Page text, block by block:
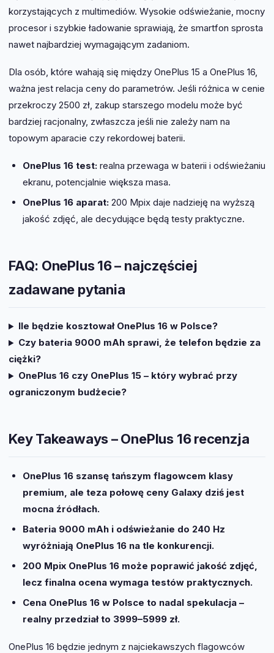
korzystających z multimediów. Wysokie odświeżanie, mocny
procesor i szybkie ładowanie sprawiają, że smartfon sprosta
nawet najbardziej wymagającym zadaniom.
Dla osób, które wahają się między OnePlus 15 a OnePlus 16,
ważna jest relacja ceny do parametrów. Jeśli różnica w cenie
przekroczy 2500 zł, zakup starszego modelu może być
bardziej racjonalny, zwłaszcza jeśli nie zależy nam na
topowym aparacie czy rekordowej baterii.
OnePlus 16 test:realna przewaga w baterii i odświeżaniu
ekranu, potencjalnie większa masa.
OnePlus 16 aparat:200 Mpix daje nadzieję na wyższą
jakość zdjęć, ale decydujące będą testy praktyczne.
FAQ: OnePlus 16 – najczęściej
zadawane pytania
Ile będzie kosztował OnePlus 16 w Polsce?
Czy bateria 9000 mAh sprawi, że telefon będzie za
ciężki?
OnePlus 16 czy OnePlus 15 – który wybrać przy
ograniczonym budżecie?
Key Takeaways – OnePlus 16 recenzja
OnePlus 16 szansę tańszym flagowcem klasy
premium, ale teza połowę ceny Galaxy dziś jest
mocna źródłach.
Bateria 9000 mAh i odświeżanie do 240 Hz
wyróżniają OnePlus 16 na tle konkurencji.
200 Mpix OnePlus 16 może poprawić jakość zdjęć,
lecz finalna ocena wymaga testów praktycznych.
Cena OnePlus 16 w Polsce to nadal spekulacja –
realny przedział to 3999–5999 zł.
OnePlus 16 będzie jednym z najciekawszych flagowców